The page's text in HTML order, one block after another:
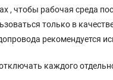
, чтобы рабочая среда
только в
рекомендуется
каждого